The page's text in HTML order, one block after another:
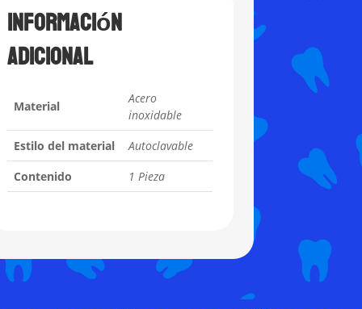
Información
adicional
Material
Acero
inoxidable
Estilo del material
Autoclavable
Contenido
1 Pieza